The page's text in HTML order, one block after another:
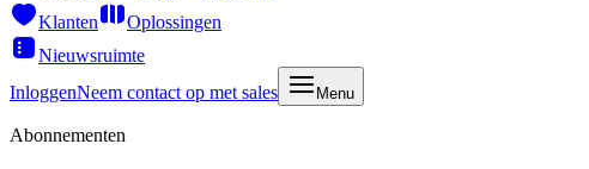
Klanten
Oplossingen
Nieuwsruimte
InloggenNeem contact op met sales Menu
Abonnementen